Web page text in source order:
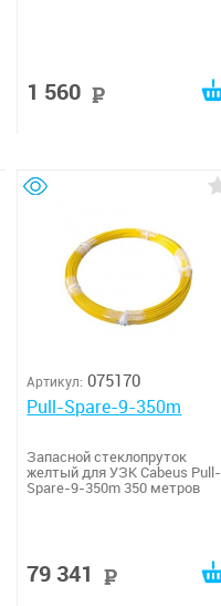
1 560
Артикул: 075170
Pull-Spare-9-350m
Запасной стеклопруток
желтый для УЗК Cabeus Pull-
Spare-9-350m 350 метров
79 341